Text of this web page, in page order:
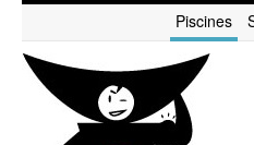
Piscines